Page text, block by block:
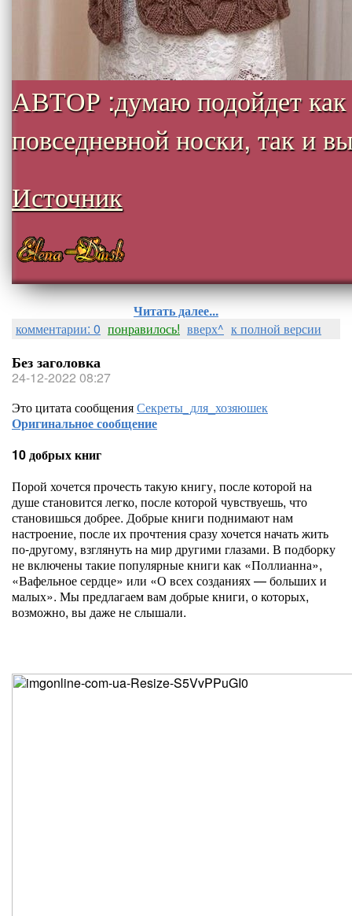
АВТОР :думаю подойдет как
повседневной носки, так и
Источник
Читать далее...
комментарии: 0 понравилось! вверх^ к полной версии
Без заголовка
24-12-2022 08:27
Это цитата сообщенияСекреты_для_хозяюшек
Оригинальное сообщение
10 добрых книг
Порой хочется прочесть такую книгу, после которой на
душе становится легко, после которой чувствуешь, что
становишься добрее. Добрые книги поднимают нам
настроение, после их прочтения сразу хочется начать жить
по-другому, взглянуть на мир другими глазами. В подборку
не включены такие популярные книги как «Поллианна»,
«Вафельное сердце» или «О всех созданиях — больших и
малых». Мы предлагаем вам добрые книги, о которых,
возможно, вы даже не слышали.